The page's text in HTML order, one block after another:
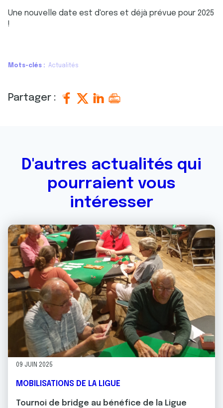
Une nouvelle date est d'ores et déjà prévue pour 2025
!
Mots-clés Actualités
Partager :
D'autres actualités qui
pourraient vous
intéresser
09 JUIN 2025
MOBILISATIONS DE LA LIGUE
Tournoi de bridge au bénéfice de la Ligue